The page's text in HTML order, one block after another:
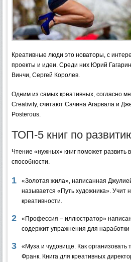
Креативные люди это новаторы, с
проекты и идеи. Среди них Юрий
Винчи, Сергей Королев.
Одним из самых креативных, согласно
Creativity, считают Сачина Агарвала и
Posterous.
ТОП-5 книг по
Чтение «нужных» книг поможет развить
способности.
«Золотая жила», написанная
называется «Путь художника». Учит
креативности.
«Профессия – иллюстратор»
содержит упражнения для
«Муза и чудовище. Как организовать
Франк. Книга для креативных